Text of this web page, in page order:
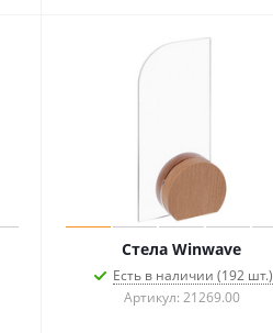
Стела Winwave
Есть в наличии (192 шт.)
Артикул: 21269.00